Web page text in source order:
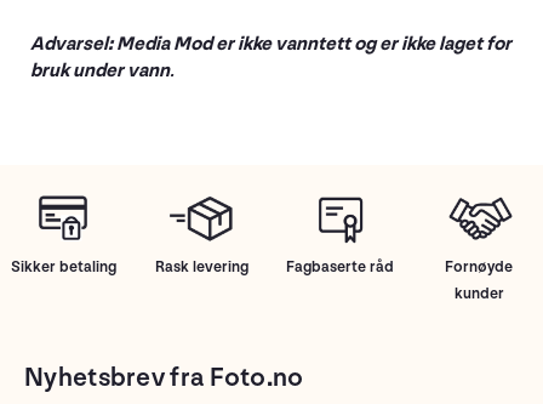
Advarsel: Media Mod er ikke vanntett og er ikke laget for
bruk under vann.
Sikker betaling Rask levering Fagbaserte råd
Fornøyde
kunder
Nyhetsbrev fra Foto.no